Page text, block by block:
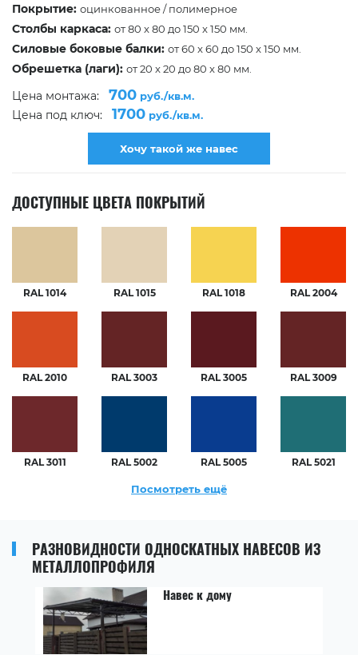
Покрытие: оцинкованное / полимерное
Столбы каркаса: от 80 x 80 до 150 x 150 мм.
Силовые боковые балки: от 60 x 60 до 150 x 150 мм.
Обрешетка (лаги): от 20 x 20 до 80 x 80 мм.
Цена монтажа: 700 руб./кв.м.
Цена под ключ: 1700 руб./кв.м.
Хочу такой же навес
ДОСТУПНЫЕ ЦВЕТА ПОКРЫТИЙ
RAL 1014 RAL 1015 RAL 1018 RAL 2004
RAL 2010 RAL 3003 RAL 3005 RAL 3009
RAL 3011 RAL 5002 RAL 5005 RAL 5021
Посмотреть ещё
РАЗНОВИДНОСТИ ОДНОСКАТНЫХ НАВЕСОВ ИЗ
МЕТАЛЛОПРОФИЛЯ
Навес к дому